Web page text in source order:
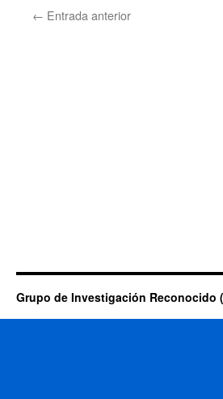
← Entrada anterior
Grupo de Investigación Reconocido